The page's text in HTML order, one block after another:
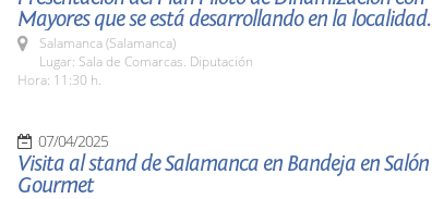
Mayores que se está desarrollando en la localidad.
Salamanca (Salamanca)
Lugar: Sala de Comarcas. Diputación
Hora: 11:30 h.
07/04/2025
Visita al stand de Salamanca en Bandeja en Salón
Gourmet